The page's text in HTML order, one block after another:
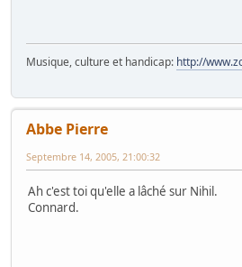
Musique, culture et handicap: http://
Abbe Pierre
Septembre 14, 2005, 21:00:32
Ah c'est toi qu'elle a lâché sur Nihil.
Connard.